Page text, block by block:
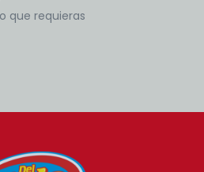
que requieras